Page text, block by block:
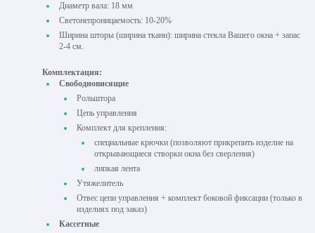
Диаметр вала: 18 мм
Светонепроницаемость: 10-20%
Ширина шторы (ширина ткани): ширина стекла Вашего окна + запас
2-4 см.
Комплектация:
Свободновисящие
Рольштора
Цепь управления
Комплект для крепления:
специальные крючки (позволяют прикрепить изделие на
открывающиеся створки окна без сверления)
липкая лента
Утяжелитель
Отвес цепи управления + комплект боковой фиксации (только в
изделиях под заказ)
Кассетные